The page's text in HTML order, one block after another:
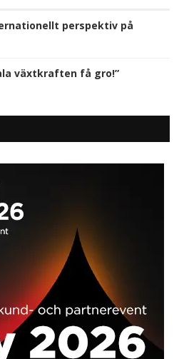
perspektiv på
växtkraften få gro!”